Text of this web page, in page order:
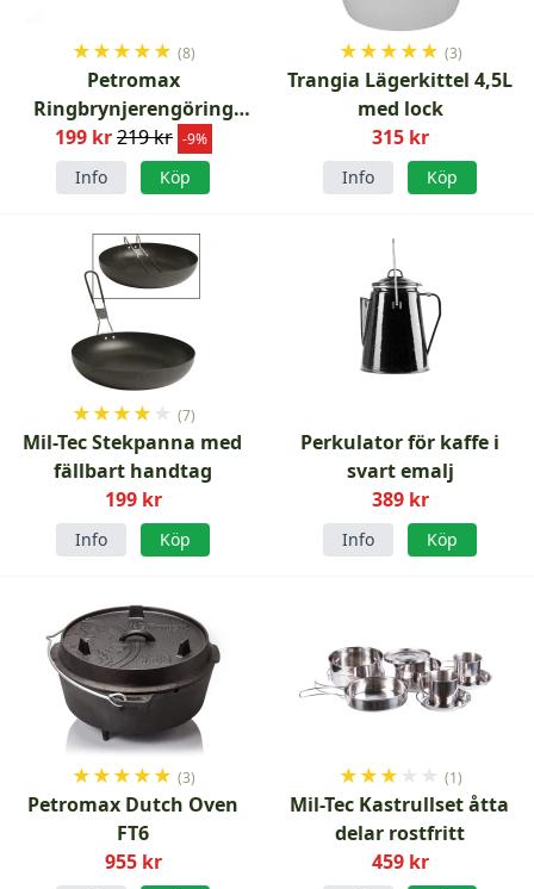
★★★★★ (8)
Petromax
Ringbrynjerengöring
Gjutjärn
199 kr219 kr -9%
Info Köp
★★★★★ (3)
Trangia Lägerkittel 4,5L
med lock
315 kr
Info Köp
★★★★ ★ (7)
Mil-Tec Stekpanna med
fällbart handtag
199 kr
Info Köp
Perkulator för kaffe i
svart emalj
389 kr
Info Köp
★★★★★ (3)
Petromax Dutch Oven
FT6
955 kr
★★★ ★ ★ (1)
Mil-Tec Kastrullset åtta
delar rostfritt
459 kr